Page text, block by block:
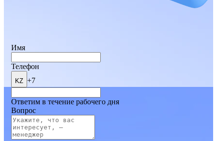
Имя
Телефон
KZ +7
Ответим в течение рабочего дня
Вопрос